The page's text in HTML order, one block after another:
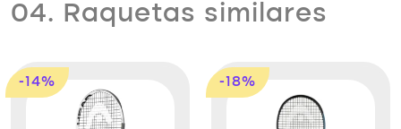
04. Raquetas similares
-14% -18%